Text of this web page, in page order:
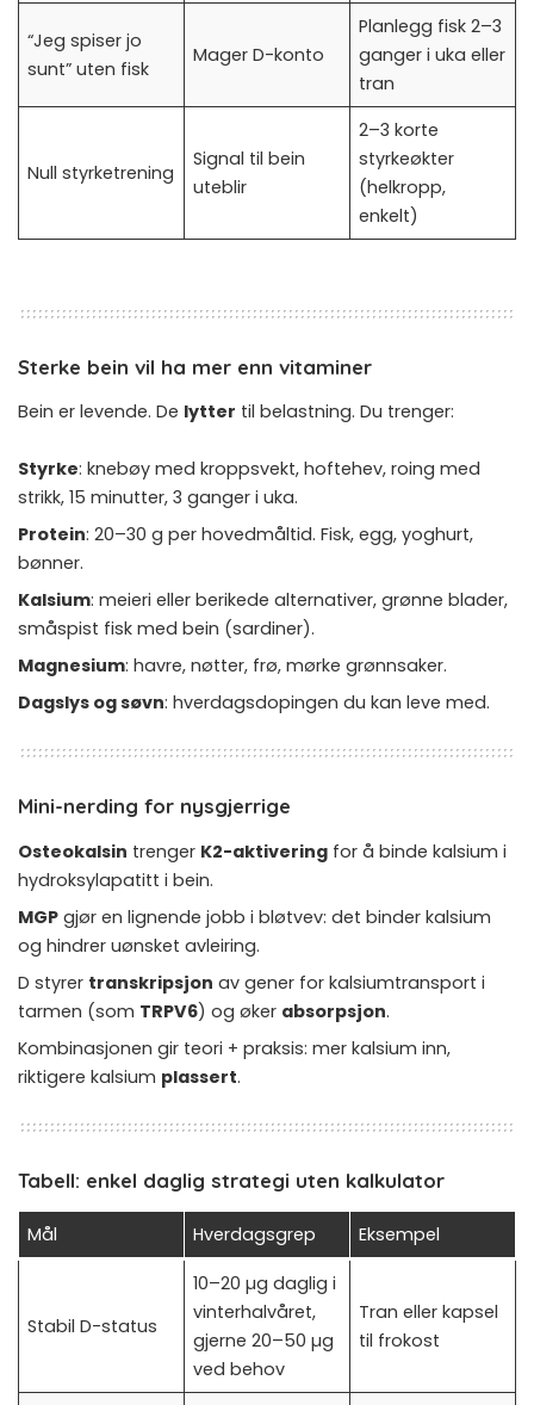
“Jeg spiser jo
sunt” uten fisk
Mager D-konto
Planlegg fisk 2–3
ganger i uka eller
tran
Null styrketrening
Signal til bein
uteblir
2–3 korte
styrkeøkter
(helkropp,
enkelt)
Sterke bein vil ha mer enn vitaminer
Bein er levende. De lytter til belastning. Du trenger:
Styrke: knebøy med kroppsvekt, hoftehev, roing med
strikk, 15 minutter, 3 ganger i uka.
Protein: 20–30 g per hovedmåltid. Fisk, egg, yoghurt,
bønner.
Kalsium: meieri eller berikede alternativer, grønne blader,
småspist fisk med bein (sardiner).
Magnesium: havre, nøtter, frø, mørke grønnsaker.
Dagslys og søvn: hverdagsdopingen du kan leve med.
Mini-nerding for nysgjerrige
Osteokalsin trenger K2-aktivering for å binde kalsium i
hydroksylapatitt i bein.
MGP gjør en lignende jobb i bløtvev: det binder kalsium
og hindrer uønsket avleiring.
D styrer transkripsjon av gener for kalsiumtransport i
tarmen (som TRPV6) og øker absorpsjon.
Kombinasjonen gir teori + praksis: mer kalsium inn,
riktigere kalsium plassert.
Tabell: enkel daglig strategi uten kalkulator
Mål Hverdagsgrep Eksempel
Stabil D-status
10–20 µg daglig i
vinterhalvåret,
gjerne 20–50 µg
ved behov
Tran eller kapsel
til frokost